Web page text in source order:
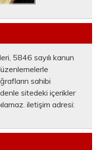
5846 sayılı kanun
sahibi
sitedeki içerikler
iletişim adresi: